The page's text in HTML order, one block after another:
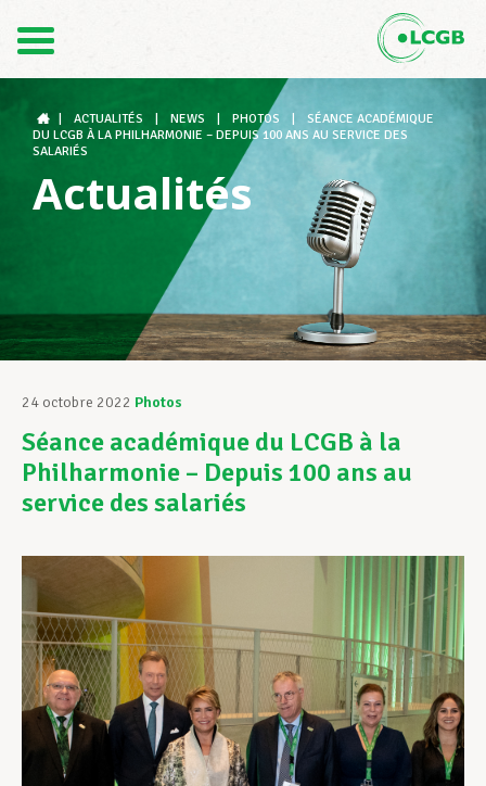
DE
Le LCGB
Structures syndicales
Assistance au Travail
Vos droits
Développement professionnel
Devenir Membre
ACTUALITÉS NEWS PHOTOS
SÉANCE ACADÉMIQUE
DU LCGB À LA PHILHARMONIE – DEPUIS 100 ANS AU SERVICE DES
SALARIÉS
Actualités
24 octobre 2022 Photos
Séance académique du LCGB à la
Philharmonie – Depuis 100 ans au
service des salariés